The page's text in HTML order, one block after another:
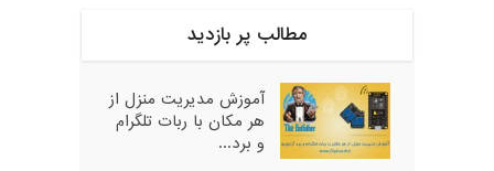
مطالب پر بازدید
آموزش مدیریت منزل از
هر مکان با ربات تلگرام
و برد...